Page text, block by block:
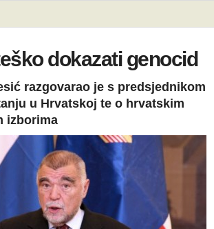
dokazati genocid
razgovarao je s predsjednikom
u Hrvatskoj te o hrvatskim
izborima